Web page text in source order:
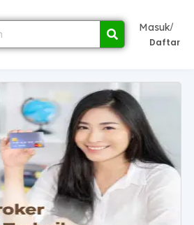
Masuk/
Daftar